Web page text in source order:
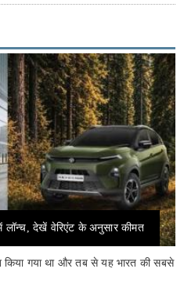
लॉन्च, देखें वेरिएंट के अनुसार कीमत
गया था और तब से यह भारत की सबसे